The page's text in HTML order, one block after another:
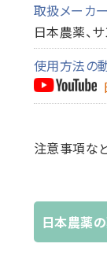
取扱メーカー
日本農薬、
使用方法の
注意事項な
日本農薬